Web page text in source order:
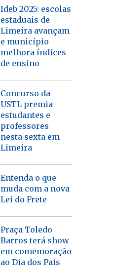
Ideb 2025: escolas
estaduais de
Limeira avançam
e município
melhora índices
de ensino
Concurso da
USTL premia
estudantes e
professores
nesta sexta em
Limeira
Entenda o que
muda com a nova
Lei do Frete
Praça Toledo
Barros terá show
em comemoração
ao Dia dos Pais